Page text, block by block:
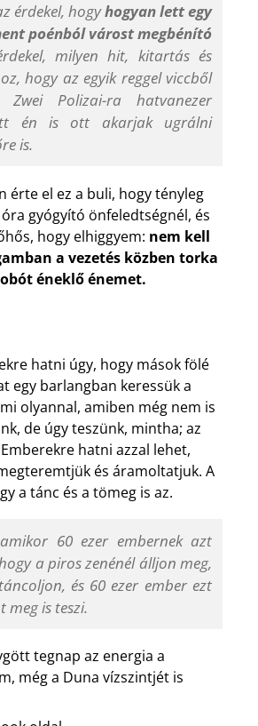
érdekel, hogyhogyan lett egy
poénból várost megbénító
milyen hit, kitartás és
hogy az egyik reggel viccből
Zwei Polizai-ra hatvanezer
én is ott akarjak ugrálni
is.
érte el ez a buli, hogy tényleg
gyógyító önfeledtségnél, és
hogy elhiggyem: nem kell
a vezetés közben torka
éneklő énemet.
hatni úgy, hogy mások fölé
egy barlangban keressük a
olyannal, amiben még nem is
de úgy teszünk, mintha; az
hatni azzal lehet,
és áramoltatjuk. A
a tánc és a tömeg is az.
60 ezer embernek azt
a piros zenénél álljon meg,
és 60 ezer ember ezt
meg is teszi.
tegnap az energia a
még a Duna vízszintjét is